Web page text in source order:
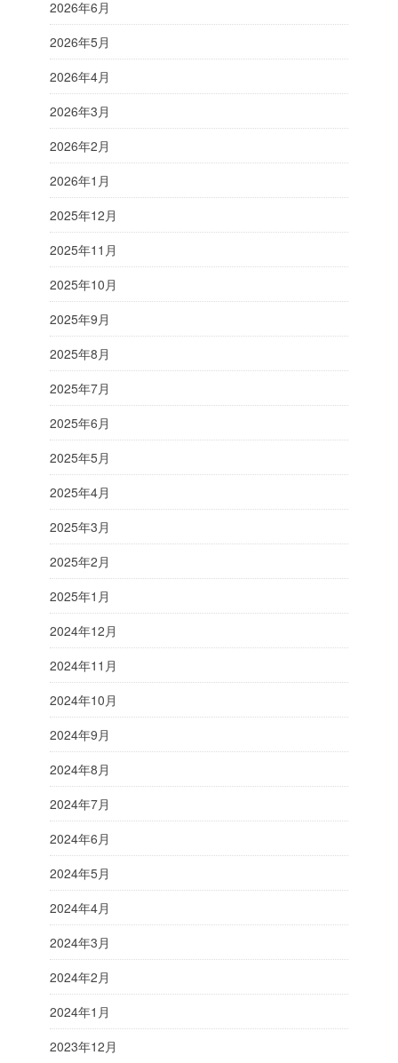
2026年6月
2026年5月
2026年4月
2026年3月
2026年2月
2026年1月
2025年12月
2025年11月
2025年10月
2025年9月
2025年8月
2025年7月
2025年6月
2025年5月
2025年4月
2025年3月
2025年2月
2025年1月
2024年12月
2024年11月
2024年10月
2024年9月
2024年8月
2024年7月
2024年6月
2024年5月
2024年4月
2024年3月
2024年2月
2024年1月
2023年12月